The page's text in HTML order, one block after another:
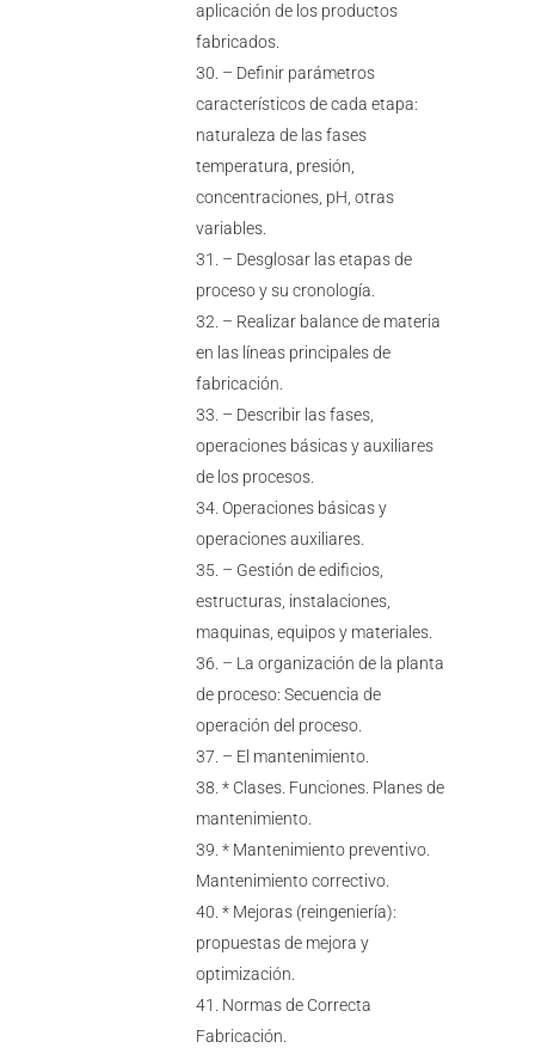
aplicación de los productos
fabricados.
– Definir parámetros
característicos de cada etapa:
naturaleza de las fases
temperatura, presión,
concentraciones, pH, otras
variables.
– Desglosar las etapas de
proceso y su cronología.
– Realizar balance de materia
en las líneas principales de
fabricación.
– Describir las fases,
operaciones básicas y auxiliares
de los procesos.
Operaciones básicas y
operaciones auxiliares.
– Gestión de edificios,
estructuras, instalaciones,
maquinas, equipos y materiales.
– La organización de la planta
de proceso: Secuencia de
operación del proceso.
– El mantenimiento.
* Clases. Funciones. Planes de
mantenimiento.
* Mantenimiento preventivo.
Mantenimiento correctivo.
* Mejoras (reingeniería):
propuestas de mejora y
optimización.
Normas de Correcta
Fabricación.